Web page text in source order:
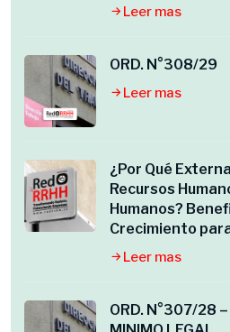
Leer mas
ORD. N°308/29
Leer mas
¿Por Qué
Recursos
Humanos?
Crecimiento
Leer mas
ORD. N°307/28 –